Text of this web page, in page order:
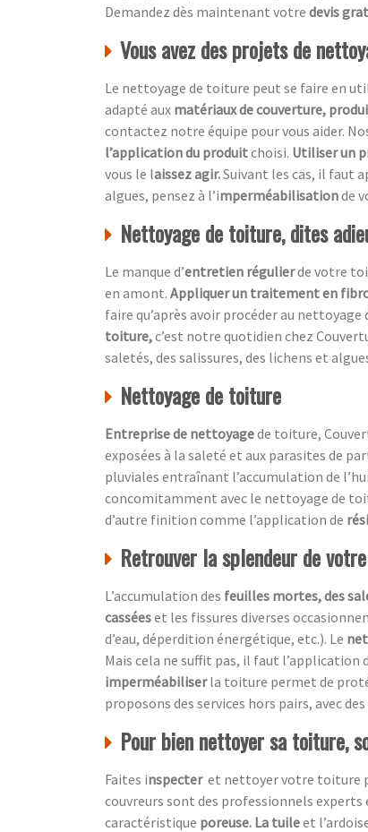
Demandez dès maintenant votre devis
Vous avez des projets de
Le nettoyage de toiture peut se faire en
adapté aux matériaux de couverture,
contactez notre équipe pour vous aider.
l’application du produitchoisi. Utiliser un
vous le laissez agir.Suivant les cas, il faut
algues, pensez à l’imperméabilisationde
Nettoyage de toiture, dites
Le manque d’entretien régulierde votre
en amont. Appliquer un traitement en
faire qu’après avoir procéder au nettoyage
toiture,c’est notre quotidien chez
saletés, des salissures, des lichens et
Nettoyage de toiture
Entreprise de nettoyagede toiture,
exposées à la saleté et aux parasites de
pluviales entraînant l’accumulation de
concomitamment avec le nettoyage de
d’autre finition comme l’application de
Retrouver la splendeur de
L’accumulation des feuilles mortes, des
casséeset les fissures diverses
d’eau, déperdition énergétique, etc.). Le
Mais cela ne suffit pas, il faut l’application
imperméabiliserla toiture permet de
proposons des services hors pairs, avec
Pour bien nettoyer sa toiture,
Faites inspecter et nettoyer votre toiture
couvreurs sont des professionnels
caractéristique poreuse. La tuileet